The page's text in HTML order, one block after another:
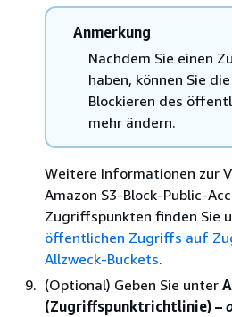
Anmerkung
Nachdem Sie einen
haben, können Sie
Blockieren des
mehr ändern.
Weitere Informationen zur
Amazon S3-Block-Public-
Zugriffspunkten finden Sie
öffentlichen Zugriffs auf
Allzweck-Buckets.
(Optional) Geben Sie unter
(Zugriffspunktrichtlinie) –